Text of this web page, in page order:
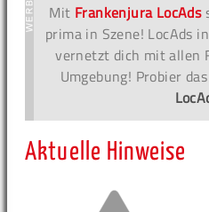
Mit Frankenjura LocAds
prima in Szene! LocAds
vernetzt dich mit allen
Umgebung! Probier
Aktuelle Hinweise